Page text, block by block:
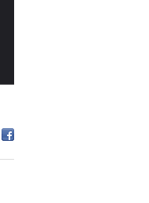
ce